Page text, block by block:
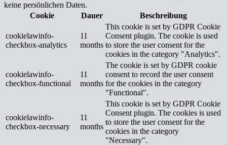
keine persönlichen Daten.
Cookie
Dauer Beschreibung
cookielawinfo-
checkbox-analytics
11
months
This cookie is set by GDPR Cookie
Consent plugin. The cookie is used
to store the user consent for the
cookies in the category "Analytics".
cookielawinfo-
checkbox-functional
11
months
The cookie is set by GDPR cookie
consent to record the user consent
for the cookies in the category
"Functional".
cookielawinfo-
checkbox-necessary
11
months
This cookie is set by GDPR Cookie
Consent plugin. The cookies is used
to store the user consent for the
cookies in the category
"Necessary".